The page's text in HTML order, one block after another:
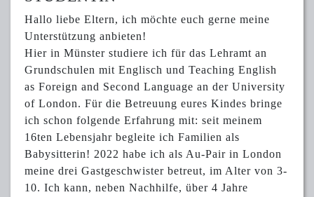
Hallo liebe Eltern, ich möchte euch gerne meine
Unterstützung anbieten!
Hier in Münster studiere ich für das Lehramt an
Grundschulen mit Englisch und Teaching English
as Foreign and Second Language an der University
of London. Für die Betreuung eures Kindes bringe
ich schon folgende Erfahrung mit: seit meinem
16ten Lebensjahr begleite ich Familien als
Babysitterin! 2022 habe ich als Au-Pair in London
meine drei Gastgeschwister betreut, im Alter von 3-
10. Ich kann, neben Nachhilfe, über 4 Jahre